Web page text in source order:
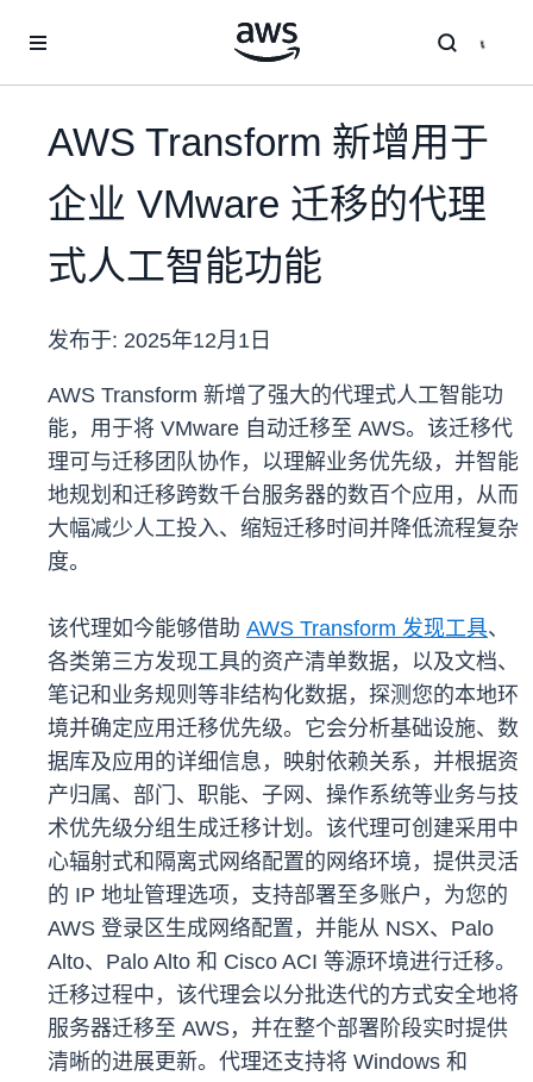
AWS Transform 新增用于
企业 VMware 迁移的代理
式人工智能功能
发布于: 2025年12月1日
AWS Transform 新增了强大的代理式人工智能功
能，用于将 VMware 自动迁移至 AWS。该迁移代
理可与迁移团队协作，以理解业务优先级，并智能
地规划和迁移跨数千台服务器的数百个应用，从而
大幅减少人工投入、缩短迁移时间并降低流程复杂
度。
该代理如今能够借助 AWS Transform 发现工具、
各类第三方发现工具的资产清单数据，以及文档、
笔记和业务规则等非结构化数据，探测您的本地环
境并确定应用迁移优先级。它会分析基础设施、数
据库及应用的详细信息，映射依赖关系，并根据资
产归属、部门、职能、子网、操作系统等业务与技
术优先级分组生成迁移计划。该代理可创建采用中
心辐射式和隔离式网络配置的网络环境，提供灵活
的 IP 地址管理选项，支持部署至多账户，为您的
AWS 登录区生成网络配置，并能从 NSX、Palo
Alto、Palo Alto 和 Cisco ACI 等源环境进行迁移。
迁移过程中，该代理会以分批迭代的方式安全地将
服务器迁移至 AWS，并在整个部署阶段实时提供
清晰的进展更新。代理还支持将 Windows 和